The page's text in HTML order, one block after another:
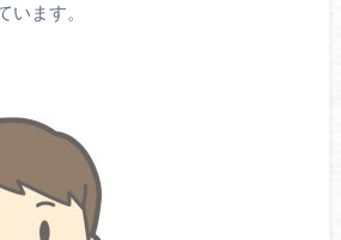
います。